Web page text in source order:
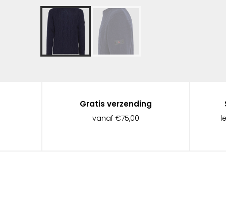
Gratis verzending
vanaf €75,00